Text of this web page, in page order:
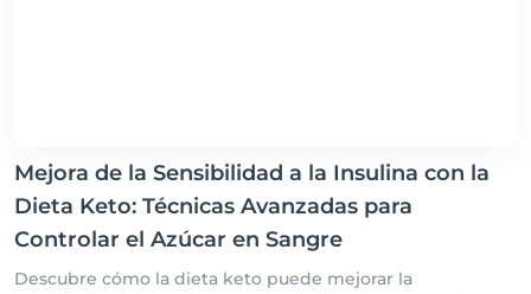
Mejora de la Sensibilidad a la Insulina con la
Dieta Keto: Técnicas Avanzadas para
Controlar el Azúcar en Sangre
Descubre cómo la dieta keto puede mejorar la